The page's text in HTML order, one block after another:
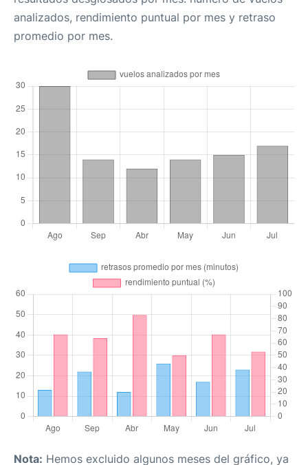
analizados, rendimiento puntual por mes y retraso
promedio por mes.
Nota: Hemos excluido algunos meses del gráfico, ya